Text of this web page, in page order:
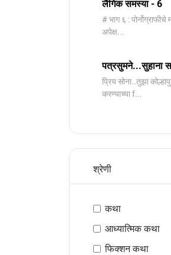
लैंगिक समस्या - 6
# भाग ६ :
अपेक्ष...
पत्रसुमने...सुहाना
प्रिय सोना..तुझा
करण्याच्या f...
श्रेणी
कथा
आध्यात्मिक कथा
फिक्शन कथा